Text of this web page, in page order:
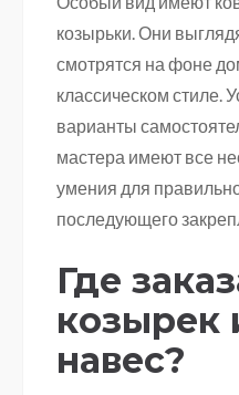
козырьки. Они
смотрятся на фоне
классическом стиле.
варианты
мастера имеют все
умения для
последующего
Где
козырек
навес?